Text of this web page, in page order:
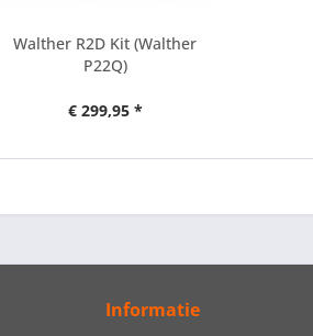
Walther R2D Kit (Walther
P22Q)
€ 299,95 *
Informatie